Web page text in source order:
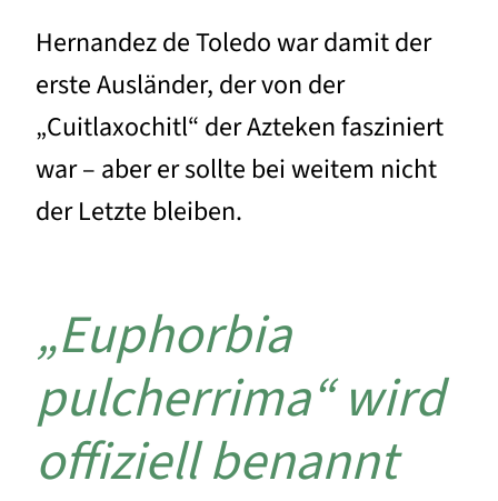
Hernandez de Toledo war damit der
erste Ausländer, der von der
„Cuitlaxochitl“ der Azteken fasziniert
war – aber er sollte bei weitem nicht
der Letzte bleiben.
„Euphorbia
pulcherrima“ wird
offiziell benannt